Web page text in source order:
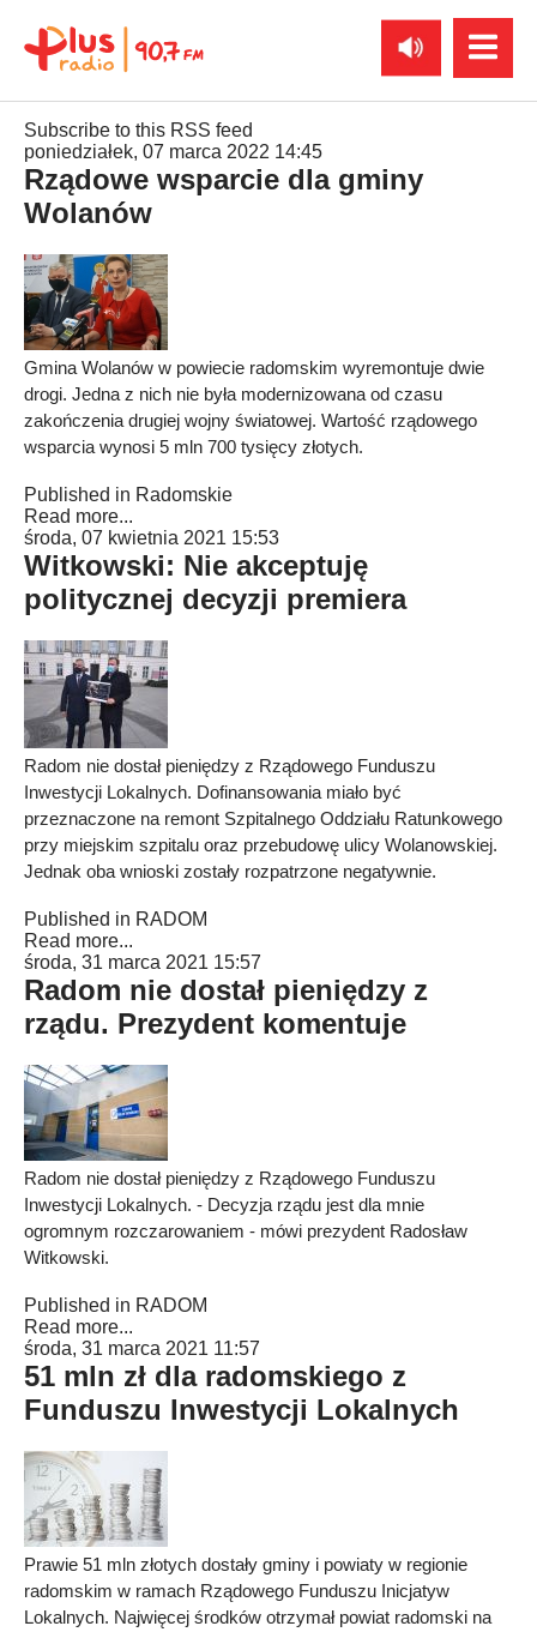
Subscribe to this RSS feed
poniedziałek, 07 marca 2022 14:45
Rządowe wsparcie dla gminy
Wolanów
Gmina Wolanów w powiecie radomskim wyremontuje dwie
drogi. Jedna z nich nie była modernizowana od czasu
zakończenia drugiej wojny światowej. Wartość rządowego
wsparcia wynosi 5 mln 700 tysięcy złotych.
Published in Radomskie
Read more...
środa, 07 kwietnia 2021 15:53
Witkowski: Nie akceptuję
politycznej decyzji premiera
Radom nie dostał pieniędzy z Rządowego Funduszu
Inwestycji Lokalnych. Dofinansowania miało być
przeznaczone na remont Szpitalnego Oddziału Ratunkowego
przy miejskim szpitalu oraz przebudowę ulicy Wolanowskiej.
Jednak oba wnioski zostały rozpatrzone negatywnie.
Published in RADOM
Read more...
środa, 31 marca 2021 15:57
Radom nie dostał pieniędzy z
rządu. Prezydent komentuje
Radom nie dostał pieniędzy z Rządowego Funduszu
Inwestycji Lokalnych. - Decyzja rządu jest dla mnie
ogromnym rozczarowaniem - mówi prezydent Radosław
Witkowski.
Published in RADOM
Read more...
środa, 31 marca 2021 11:57
51 mln zł dla radomskiego z
Funduszu Inwestycji Lokalnych
Prawie 51 mln złotych dostały gminy i powiaty w regionie
radomskim w ramach Rządowego Funduszu Inicjatyw
Lokalnych. Najwięcej środków otrzymał powiat radomski na